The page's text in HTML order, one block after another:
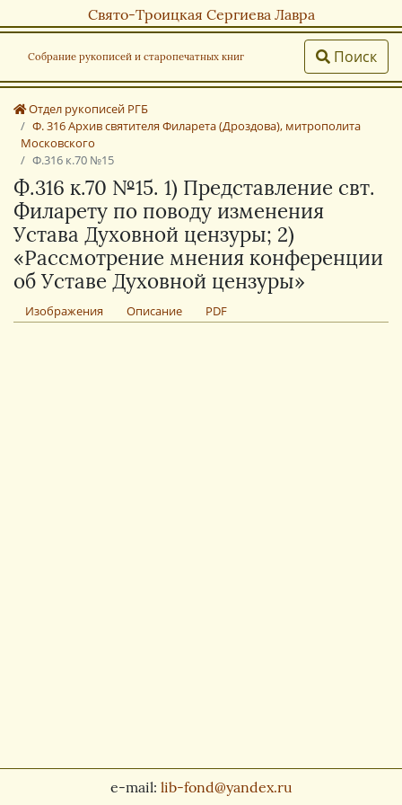
Свято-Троицкая Сергиева Лавра
Собрание рукописей и старопечатных книг Поиск
Отдел рукописей РГБ
Ф. 316 Архив святителя Филарета (Дроздова), митрополита
Московского
Ф.316 к.70 №15
Ф.316 к.70 №15. 1) Представление свт.
Филарету по поводу изменения
Устава Духовной цензуры; 2)
«Рассмотрение мнения конференции
об Уставе Духовной цензуры»
Изображения Описание PDF
e-mail: lib-fond@yandex.ru